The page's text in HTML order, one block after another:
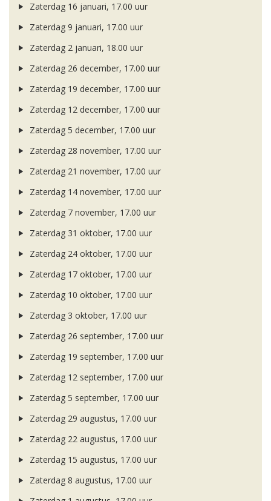
Zaterdag 16 januari, 17.00 uur
Zaterdag 9 januari, 17.00 uur
Zaterdag 2 januari, 18.00 uur
Zaterdag 26 december, 17.00 uur
Zaterdag 19 december, 17.00 uur
Zaterdag 12 december, 17.00 uur
Zaterdag 5 december, 17.00 uur
Zaterdag 28 november, 17.00 uur
Zaterdag 21 november, 17.00 uur
Zaterdag 14 november, 17.00 uur
Zaterdag 7 november, 17.00 uur
Zaterdag 31 oktober, 17.00 uur
Zaterdag 24 oktober, 17.00 uur
Zaterdag 17 oktober, 17.00 uur
Zaterdag 10 oktober, 17.00 uur
Zaterdag 3 oktober, 17.00 uur
Zaterdag 26 september, 17.00 uur
Zaterdag 19 september, 17.00 uur
Zaterdag 12 september, 17.00 uur
Zaterdag 5 september, 17.00 uur
Zaterdag 29 augustus, 17.00 uur
Zaterdag 22 augustus, 17.00 uur
Zaterdag 15 augustus, 17.00 uur
Zaterdag 8 augustus, 17.00 uur